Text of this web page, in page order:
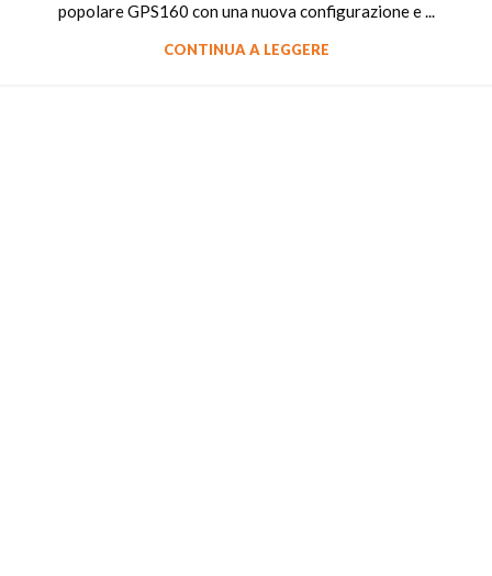
popolare GPS160 con una nuova configurazione e ...
CONTINUA A LEGGERE